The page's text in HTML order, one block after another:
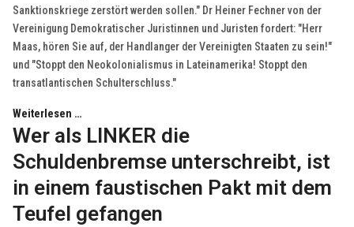
Sanktionskriege zerstört werden sollen." Dr Heiner Fechner von der
Vereinigung Demokratischer Juristinnen und Juristen fordert: "Herr
Maas, hören Sie auf, der Handlanger der Vereinigten Staaten zu sein!"
und "Stoppt den Neokolonialismus in Lateinamerika! Stoppt den
transatlantischen Schulterschluss."
Weiterlesen …
Wer als LINKER die
Schuldenbremse unterschreibt, ist
in einem faustischen Pakt mit dem
Teufel gefangen